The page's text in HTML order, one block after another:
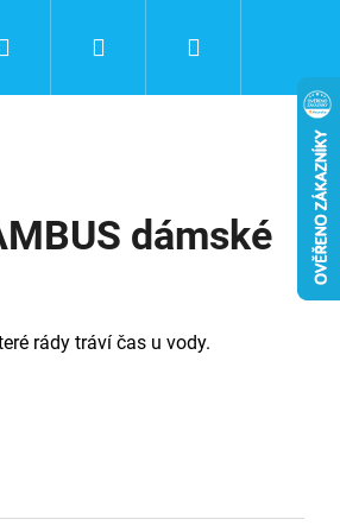
Podmínky ochrany
Přihlášení
dámské
rády tráví čas u vody.